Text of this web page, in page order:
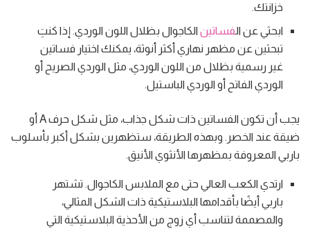
خزانتك.
ابحثي عن الفساتين الكاجوال بظلال اللون الوردي. إذا كنتِ
تبحثين عن مظهر نهاري أكثر أنوثة، يمكنك اختيار فساتين
غير رسمية بظلال من اللون الوردي، مثل الوردي الصريح أو
الوردي الفاتح أو الوردي الباستيل.
يجب أن تكون الفساتين ذات شكل جذاب، مثل شكل حرف A أو
ضيقة عند الخصر. وبهذه الطريقة، ستظهرين بشكل أكبر بأسلوب
باربي المعروفة بمظهرها الأنثوي الأنيق.
ارتدي الكعب العالي حتى مع الملابس الكاجوال. تشتهر
باربي أيضًا بأقدامها البلاستيكية ذات الشكل المثالي،
والمصممة لتناسب أي زوج من الأحذية البلاستيكية التي